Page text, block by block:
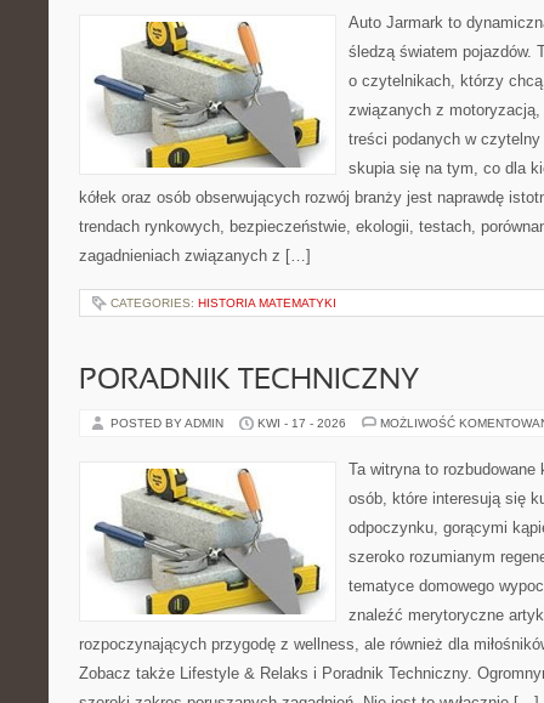
Auto Jarmark to
śledzą światem pojazdów.
o czytelnikach, którzy
związanych z
treści podanych w
skupia się na tym, co dla
kółek oraz osób obserwujących rozwój branży jest naprawdę
trendach rynkowych, bezpieczeństwie, ekologii, testach,
zagadnieniach związanych z […]
CATEGORIES: HISTORIA MATEMATYKI
PORADNIK TECHNICZNY
POSTED BY ADMIN KWI - 17 - 2026 MOŻLIWOŚĆ
Ta witryna to
osób, które interesują się
odpoczynku, gorącymi
szeroko rozumianym
tematyce domowego
znaleźć merytoryczne
rozpoczynających przygodę z wellness, ale również dla
Zobacz także Lifestyle & Relaks i Poradnik Techniczny.